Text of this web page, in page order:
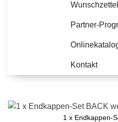
Wunschzettel
Partner-
Kontakt
1 x Endkappen-